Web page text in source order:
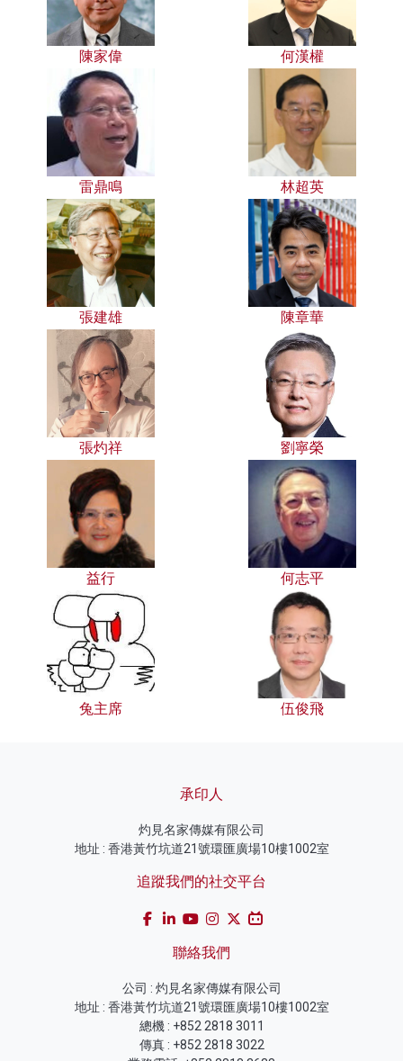
陳家偉 何漢權
雷鼎鳴 林超英
張建雄 陳章華
張灼祥 劉寧榮
益行 何志平
兔主席 伍俊飛
承印人
灼見名家傳媒有限公司
地址 : 香港黃竹坑道21號環匯廣場10樓1002室
追蹤我們的社交平台
聯絡我們
公司 : 灼見名家傳媒有限公司
地址 : 香港黃竹坑道21號環匯廣場10樓1002室
總機 : +852 2818 3011
傳真 : +852 2818 3022